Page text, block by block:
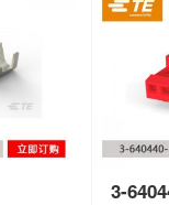
3-